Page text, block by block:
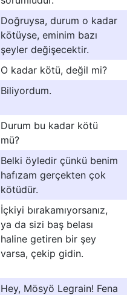
Doğruysa, durum o kadar
kötüyse, eminim bazı
şeyler değişecektir.
O kadar kötü, değil mi?
Biliyordum.
Durum bu kadar kötü
mü?
Belki öyledir çünkü benim
hafızam gerçekten çok
kötüdür.
İçkiyi bırakamıyorsanız,
ya da sizi baş belası
haline getiren bir şey
varsa, çekip gidin.
Hey, Mösyö Legrain! Fena